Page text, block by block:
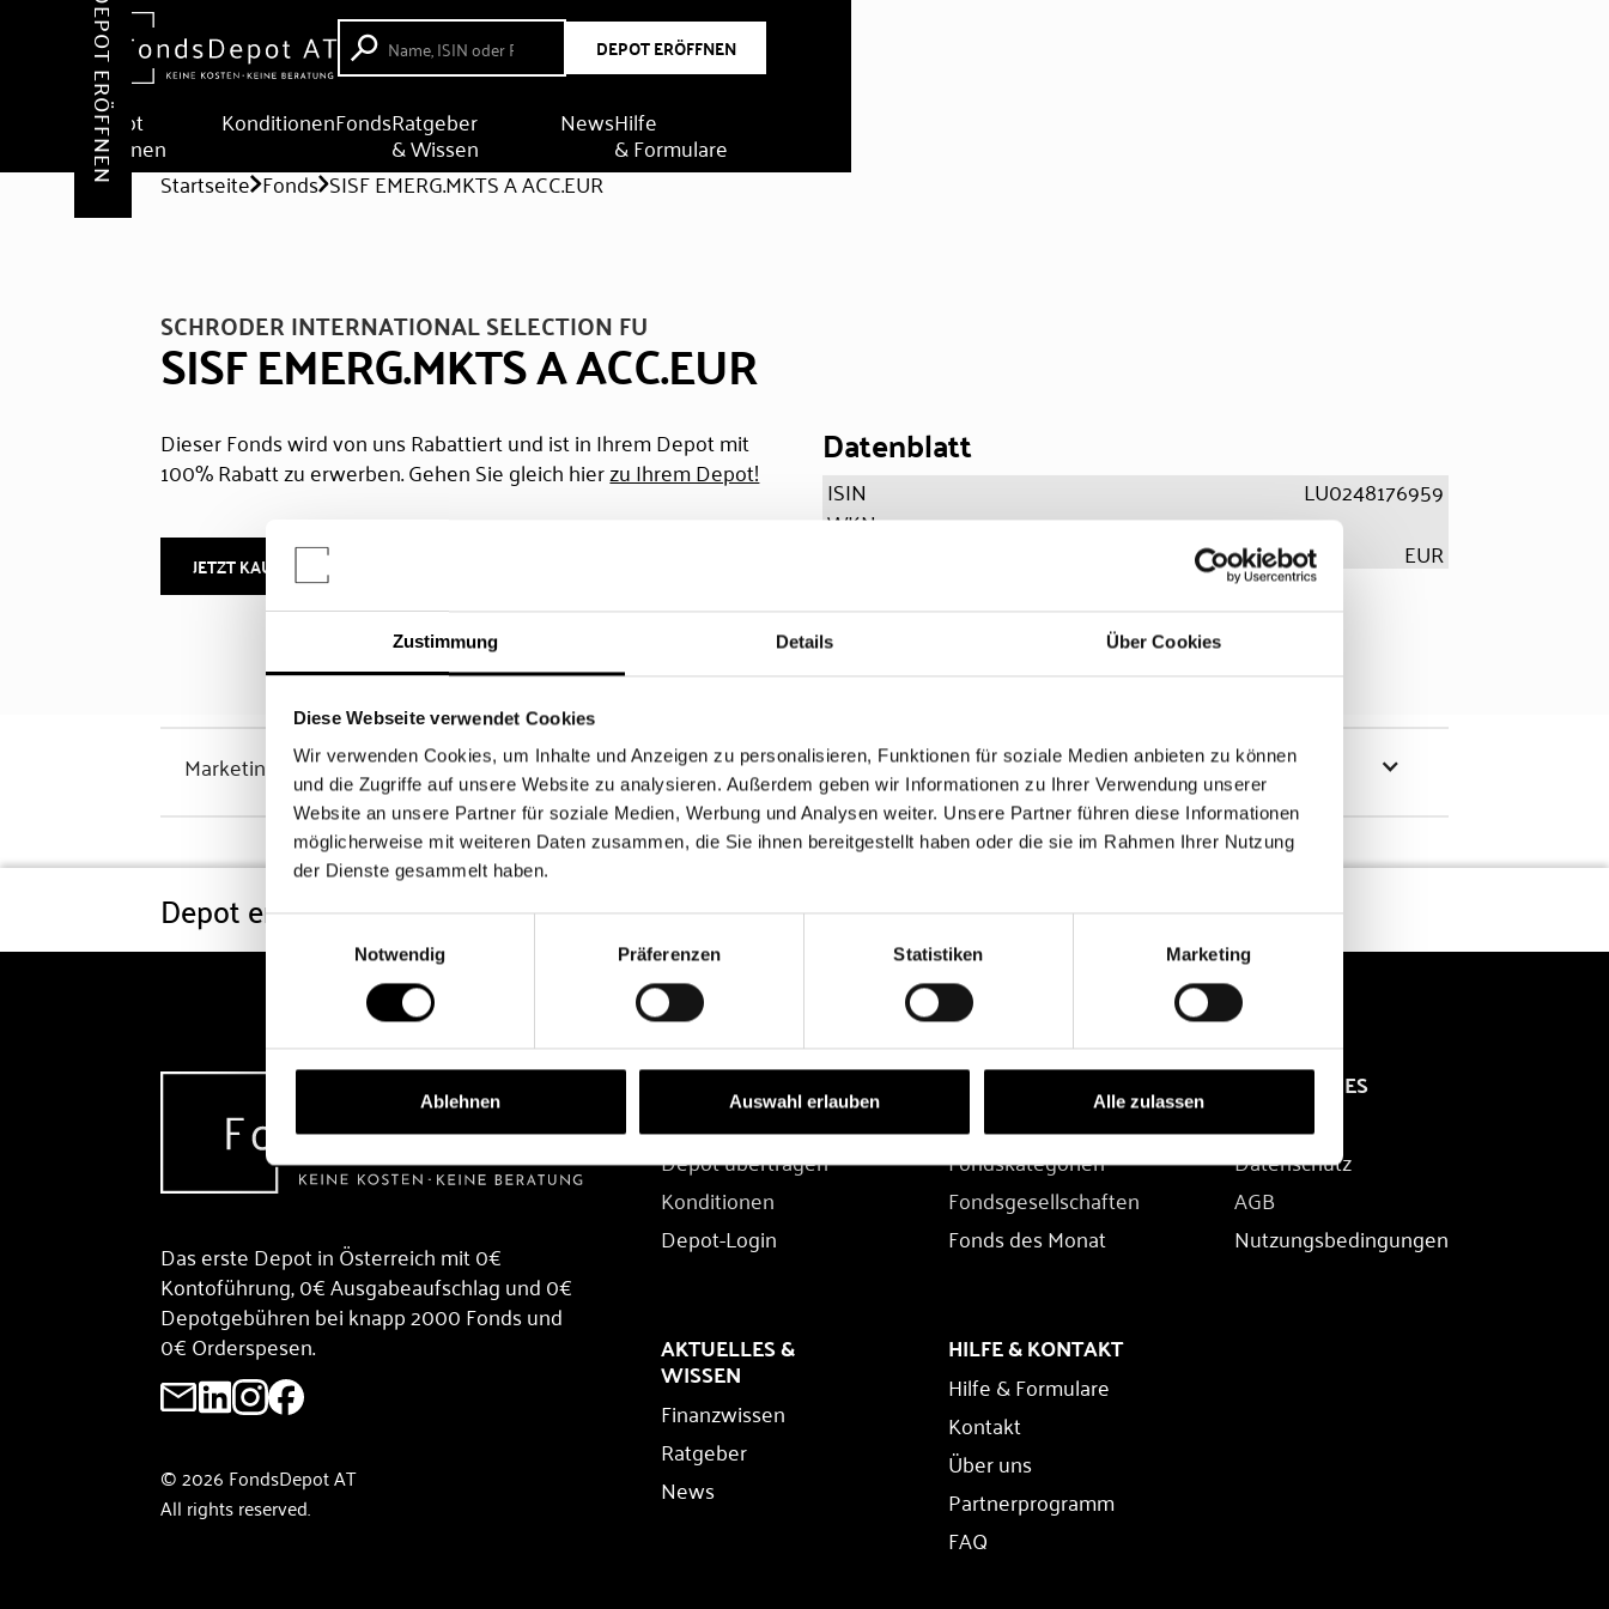
Zustimmung Details Über Cookies
Diese Webseite verwendet Cookies
Wir verwenden Cookies, um Inhalte und Anzeigen zu personalisieren, Funktionen für soziale Medien anbieten zu können
und die Zugriffe auf unsere Website zu analysieren. Außerdem geben wir Informationen zu Ihrer Verwendung unserer
Website an unsere Partner für soziale Medien, Werbung und Analysen weiter. Unsere Partner führen diese Informationen
möglicherweise mit weiteren Daten zusammen, die Sie ihnen bereitgestellt haben oder die sie im Rahmen Ihrer Nutzung
der Dienste gesammelt haben.
Einwilligungsauswahl
Notwendig
Präferenzen Statistiken Marketing
Ablehnen Auswahl erlauben Alle zulassen
DEPOT ERÖFFNEN
Depot
eröffnen
KonditionenFondsRatgeber
& Wissen
NewsHilfe
& Formulare
DEPOT ERÖFFNEN Startseite Fonds SISF EMERG.MKTS A ACC.EUR
SCHRODER INTERNATIONAL SELECTION FU
SISF EMERG.MKTS A ACC.EUR
Dieser Fonds wird von uns Rabattiert und ist in Ihrem Depot mit
100% Rabatt zu erwerben. Gehen Sie gleich hierzu Ihrem Depot!
JETZT KAUFEN
Datenblatt
ISIN
LU0248176959
WKN
EUR
Marketinghinweis Chancen & Risiken
Depot eröffnen Konditionen Fonds FAQ
Das erste Depot in Österreich mit 0€
Kontoführung, 0€ Ausgabeaufschlag und 0€
Depotgebühren bei knapp 2000 Fonds und
0€ Orderspesen.
© 2026 FondsDepot AT
All rights reserved.
DEPOT
Depot übertragen
Konditionen
Depot-Login
FONDS
Fondssuche
Fondskategorien
Fondsgesellschaften
Fonds des Monat
RECHTLICHES
Impressum
Datenschutz
AGB
Nutzungsbedingungen
AKTUELLES &
WISSEN
Finanzwissen
Ratgeber
News
HILFE & KONTAKT
Hilfe & Formulare
Kontakt
Über uns
Partnerprogramm
FAQ